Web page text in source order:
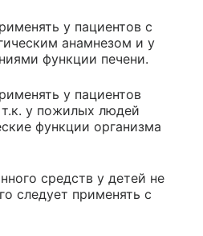
у пациентов с
анамнезом и у
функции печени.
у пациентов
у пожилых людей
функции организма
средств у детей не
следует применять с